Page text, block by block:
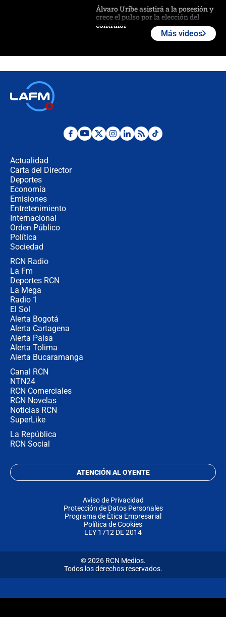
Álvaro Uribe asistirá a la posesión y
crece el pulso por la elección del
contralor
Juan Lozano - 6 de agosto de 2026
Estratega de Abelardo de la Espriella
Más videos
Actualidad
Carta del Director
Deportes
Economía
Emisiones
Entretenimiento
Internacional
Orden Público
Política
Sociedad
RCN Radio
La Fm
Deportes RCN
La Mega
Radio 1
El Sol
Alerta Bogotá
Alerta Cartagena
Alerta Paisa
Alerta Tolima
Alerta Bucaramanga
Canal RCN
NTN24
RCN Comerciales
RCN Novelas
Noticias RCN
SuperLike
La República
RCN Social
ATENCIÓN AL OYENTE
Aviso de Privacidad
Protección de Datos Personales
Programa de Ética Empresarial
Política de Cookies
LEY 1712 DE 2014
© 2026 RCN Medios.
Todos los derechos reservados.